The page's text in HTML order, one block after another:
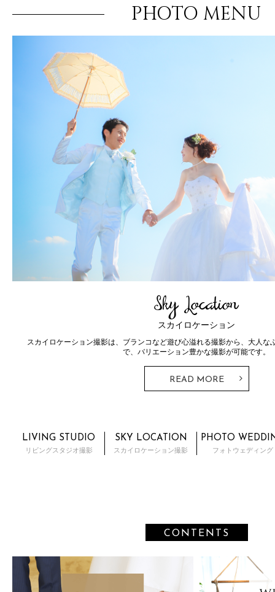
PHOTO MENU
Photo Wedding
Ceremony
フォトウェディング
ドレスとタキシード。ウェディングフォトではずすことのできないこのス
とTHE SKY WEDDINGならではの神前式・人前式が行えるプラ
LIVING STUDIO
リビングスタジオ撮影
SKY LOCATION
スカイロケーション撮影
PHOTO
フォトウェディング
CONTENTS